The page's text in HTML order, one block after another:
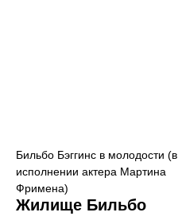
Бильбо Бэггинс в молодости (в
исполнении актера Мартина
Фримена)
Жилище Бильбо